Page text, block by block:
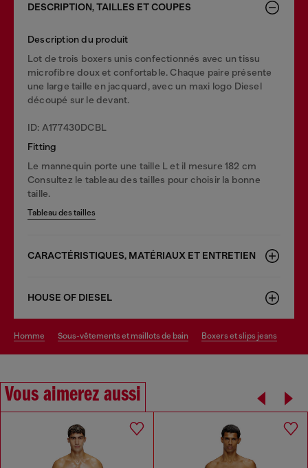
DESCRIPTION, TAILLES ET COUPES
Description du produit
Lot de trois boxers unis confectionnés avec un tissu
microfibre doux et confortable. Chaque paire présente
une large taille en jacquard, avec un maxi logo Diesel
découpé sur le devant.
ID: A177430DCBL
Fitting
Le mannequin porte une taille L et il mesure 182 cm
Consultez le tableau des tailles pour choisir la bonne
taille.
Tableau des tailles
CARACTÉRISTIQUES, MATÉRIAUX ET ENTRETIEN
HOUSE OF DIESEL
homme sous-vêtements et maillots de bain boxers et slips jeans
Vous aimerez aussi